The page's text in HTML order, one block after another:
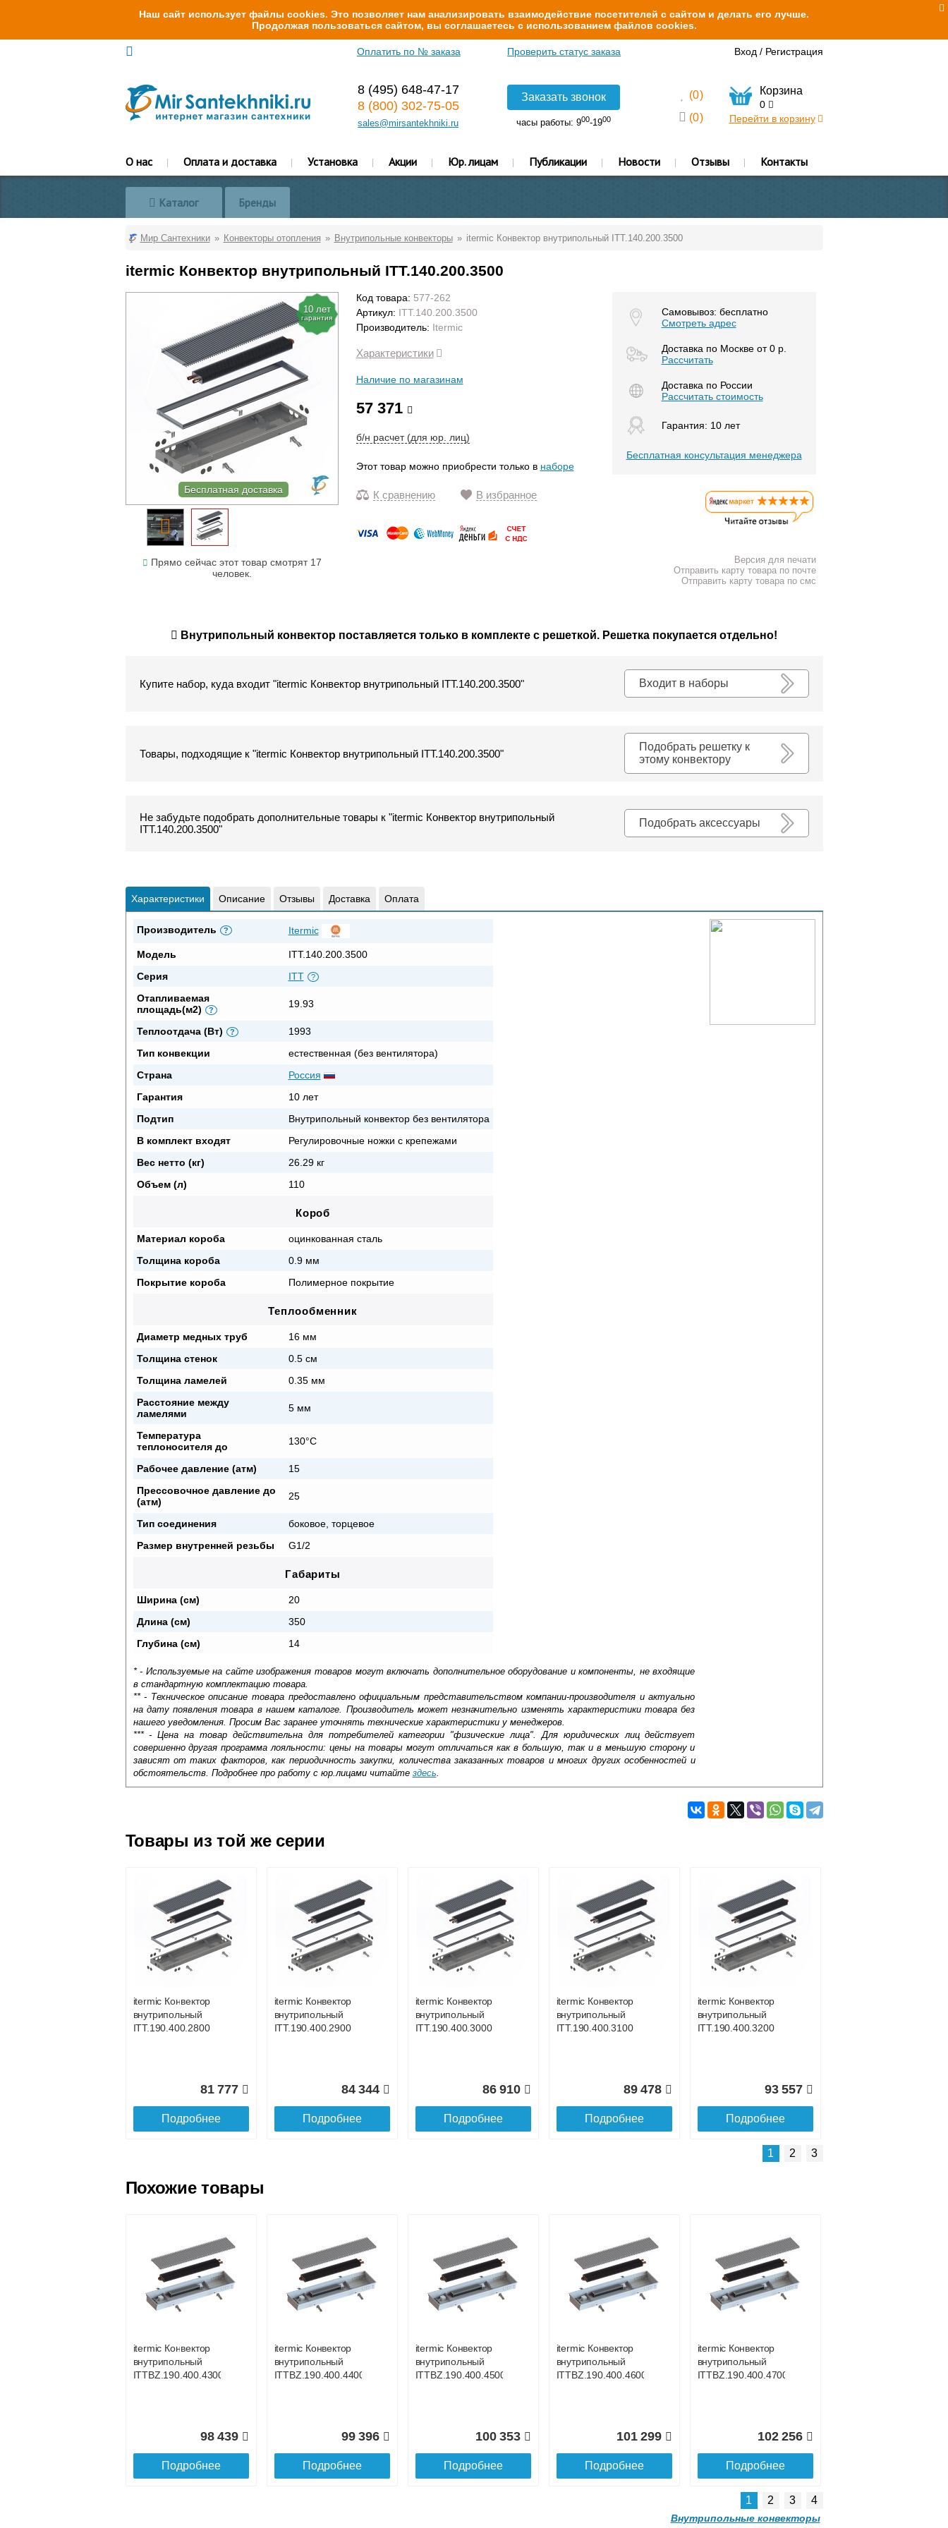
Наш сайт использует файлы cookies. Это позволяет нам анализировать взаимодействие посетителей с сайтом и делать его лучше.
Продолжая пользоваться сайтом, вы соглашаетесь с использованием файлов cookies.
Оплатить по № заказа Проверить статус заказа Вход / Регистрация
8 (495) 648-47-17
8 (800) 302-75-05
sales@mirsantekhniki.ru
Заказать звонок
часы работы: 900-1900
(0)
(0)
Корзина
0
Перейти в корзину
О нас Оплата и доставка Установка Акции Юр. лицам Публикации Новости Отзывы Контакты
Каталог Бренды
Мир Сантехники Конвекторы отопления Внутрипольные конвекторы itermic Конвектор внутрипольный ITT.140.200.3500
itermic Конвектор внутрипольный ITT.140.200.3500
10 лет
гарантия
Бесплатная доставка
Прямо сейчас этот товар смотрят 17
человек.
Код товара: 577-262
Артикул: ITT.140.200.3500
Производитель: Itermic
Характеристики
Наличие по магазинам
57 371
б/н расчет (для юр. лиц)
Этот товар можно приобрести только в наборе
К сравнению В избранное
Самовывоз: бесплатно
Смотреть адрес
Доставка по Москве от 0 р.
Расcчитать
Доставка по России
Рассчитать стоимость
Гарантия: 10 лет
Бесплатная консультация менеджера
Версия для печати
Отправить карту товара по почте
Отправить карту товара по смс
Внутрипольный конвектор поставляется только в комплекте с решеткой. Решетка покупается отдельно!
Входит в наборы
Купите набор, куда входит "itermic Конвектор внутрипольный ITT.140.200.3500"
Подобрать решетку к
этому конвектору
Товары, подходящие к "itermic Конвектор внутрипольный ITT.140.200.3500"
Подобрать аксессуары
Не забудьте подобрать дополнительные товары к "itermic Конвектор внутрипольный
ITT.140.200.3500"
Характеристики Описание Отзывы Доставка Оплата
Производитель ? Itermic
Модель
ITT.140.200.3500
Серия
ITT ?
Отапливаемая
площадь(м2)
?
19.93
Теплоотдача (Вт) ?
1993
Тип конвекции
естественная (без вентилятора)
Страна
Россия
Гарантия
10 лет
Подтип
Внутрипольный конвектор без вентилятора
В комплект входят
Регулировочные ножки с крепежами
Вес нетто (кг)
26.29 кг
Объем (л)
110
Короб
Материал короба
оцинкованная сталь
Толщина короба
0.9 мм
Покрытие короба
Полимерное покрытие
Теплообменник
Диаметр медных труб
16 мм
Толщина стенок
0.5 см
Толщина ламелей
0.35 мм
Расстояние между
ламелями
5 мм
Температура
теплоносителя до
130°C
Рабочее давление (атм)
15
Прессовочное давление до
(атм)
25
Тип соединения
боковое, торцевое
Размер внутренней резьбы
G1/2
Габариты
Ширина (см)
20
Длина (см)
350
Глубина (см)
14
* - Используемые на сайте изображения товаров могут включать дополнительное оборудование и компоненты, не входящие
в стандартную комплектацию товара.
** - Техническое описание товара предоставлено официальным представительством компании-производителя и актуально
на дату появления товара в нашем каталоге. Производитель может незначительно изменять характеристики товара без
нашего уведомления. Просим Вас заранее уточнять технические характеристики у менеджеров.
*** - Цена на товар действительна для потребителей категории "физические лица". Для юридических лиц действует
совершенно другая программа лояльности: цены на товары могут отличаться как в большую, так и в меньшую сторону и
зависят от таких факторов, как периодичность закупки, количества заказанных товаров и многих других особенностей и
обстоятельств. Подробнее про работу с юр.лицами читайте здесь
Доставка сантехники по Москве и Московской области
Подъем на этаж.
до подъезда
Доставка в регионы России.
Подробнее о доставке
Возможные способы оплаты:
Банковской картой при получении товара как при доставке, так и самовывозом
Интернет-деньгами (Yandex-деньги, Web-money, Qiwi-кошельки и другие).
Безналичный расчёт (возможно и с НДС)подробнее...
Подробнее об оплате
Товары из той же серии
itermic Конвектор
внутрипольный
ITT.190.400.2800
81 777
Подробнее
itermic Конвектор
внутрипольный
ITT.190.400.2900
84 344
Подробнее
itermic Конвектор
внутрипольный
ITT.190.400.3000
86 910
Подробнее
itermic Конвектор
внутрипольный
ITT.190.400.3100
89 478
Подробнее
itermic Конвектор
внутрипольный
ITT.190.400.3200
93 557
Подробнее
itermic Конвектор
внутрипольный
ITT.190.400.3300
96 125
itermic Конвектор
внутрипольный
ITT.190.400.3400
98 691
itermic Конвектор
внутрипольный
ITT.190.400.3500
101 259
itermic Конвектор
внутрипольный
ITT.190.400.3600
103 826
itermic Конвектор
внутрипольный
ITT.190.400.3700
106 391
1 2 3
Похожие товары
itermic Конвектор
внутрипольный
ITTBZ.190.400.4300
98 439
Подробнее
itermic Конвектор
внутрипольный
ITTBZ.190.400.4400
99 396
Подробнее
itermic Конвектор
внутрипольный
ITTBZ.190.400.4500
100 353
Подробнее
itermic Конвектор
внутрипольный
ITTBZ.190.400.4600
101 299
Подробнее
itermic Конвектор
внутрипольный
ITTBZ.190.400.4700
102 256
Подробнее
1 2 3 4
Внутрипольные конвекторы